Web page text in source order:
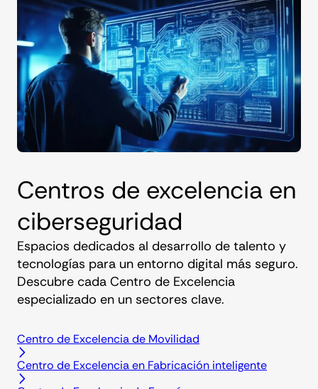
Centros de excelencia en
ciberseguridad
Espacios dedicados al desarrollo de talento y
tecnologías para un entorno digital más seguro.
Descubre cada Centro de Excelencia
especializado en un sectores clave.
Centro de Excelencia de Movilidad
Centro de Excelencia en Fabricación inteligente